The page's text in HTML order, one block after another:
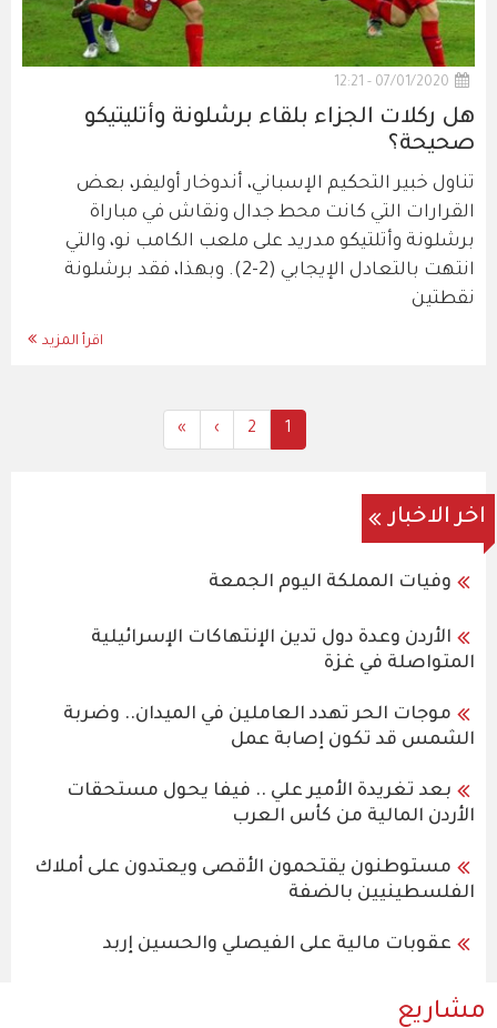
07/01/2020 - 12:21
هل ركلات الجزاء بلقاء برشلونة وأتليتيكو
صحيحة؟
تناول خبير التحكيم الإسباني، أندوخار أوليفر، بعض
القرارات التي كانت محط جدال ونقاش في مباراة
برشلونة وأتلتيكو مدريد على ملعب الكامب نو، والتي
انتهت بالتعادل الإيجابي (2-2). وبهذا، فقد برشلونة
نقطتين
اقرأ المزيد
Current
page
1
All
Content
2
Next
page
›
Last
page
»
اخر الاخبار
وفيات المملكة اليوم الجمعة
الأردن وعدة دول تدين الإنتهاكات الإسرائيلية
المتواصلة في غزة
موجات الحر تهدد العاملين في الميدان.. وضربة
الشمس قد تكون إصابة عمل
بعد تغريدة الأمير علي .. فيفا يحول مستحقات
الأردن المالية من كأس العرب
مستوطنون يقتحمون الأقصى ويعتدون على أملاك
الفلسطينيين بالضفة
عقوبات مالية على الفيصلي والحسين إربد
مشاريع